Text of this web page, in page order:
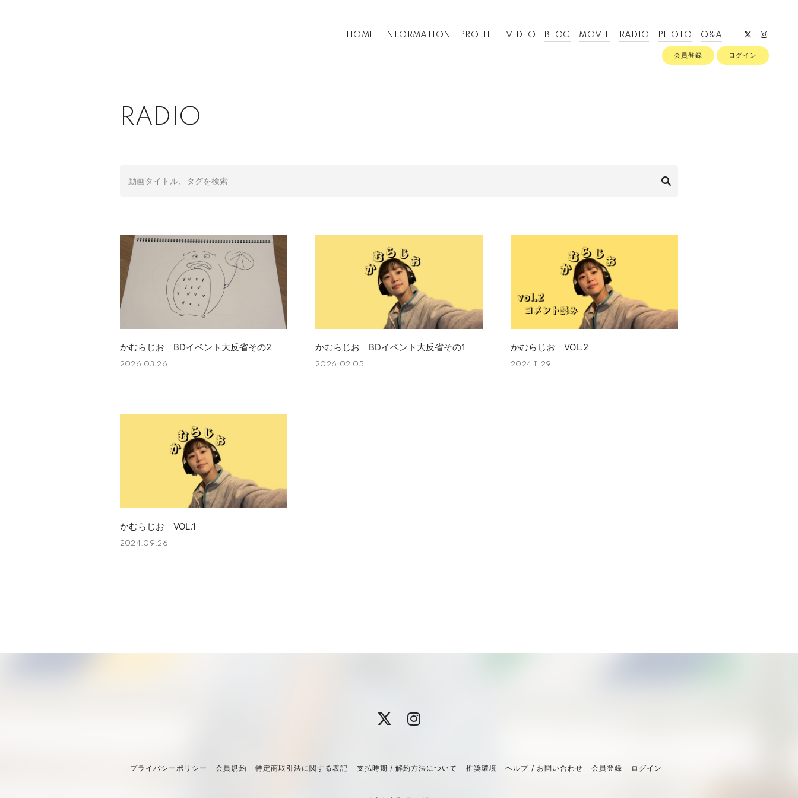
HOME INFORMATION PROFILE VIDEO BLOG MOVIE RADIO PHOTO Q&A
会員登録 ログイン
RADIO
かむらじお BDイベント大反省その2
2026.03.26
かむらじお BDイベント大反省その1
2026.02.05
かむらじお VOL.2
2024.11.29
かむらじお VOL.1
2024.09.26
プライバシーポリシー 会員規約 特定商取引法に関する表記 支払時期 / 解約方法について 推奨環境 ヘルプ / お問い合わせ 会員登録 ログイン